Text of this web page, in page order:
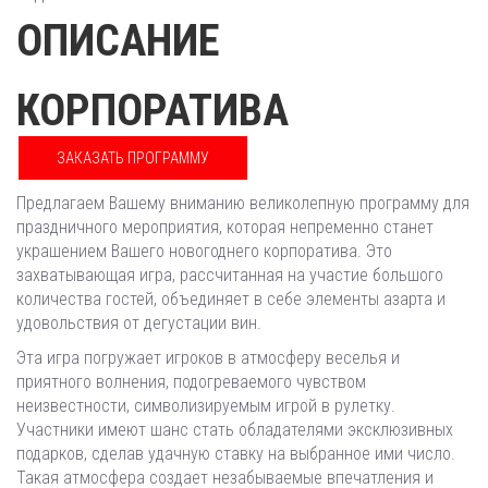
ОПИСАНИЕ
КОРПОРАТИВА
ЗАКАЗАТЬ ПРОГРАММУ
Предлагаем Вашему вниманию великолепную программу для
праздничного мероприятия, которая непременно станет
украшением Вашего новогоднего корпоратива. Это
захватывающая игра, рассчитанная на участие большого
количества гостей, объединяет в себе элементы азарта и
удовольствия от дегустации вин.
Эта игра погружает игроков в атмосферу веселья и
приятного волнения, подогреваемого чувством
неизвестности, символизируемым игрой в рулетку.
Участники имеют шанс стать обладателями эксклюзивных
подарков, сделав удачную ставку на выбранное ими число.
Такая атмосфера создает незабываемые впечатления и